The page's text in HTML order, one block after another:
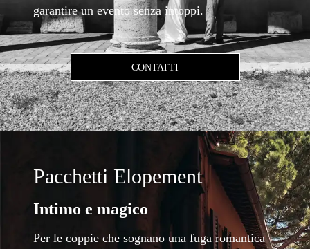
garantire un evento senza intoppi.
CONTATTI
Pacchetti Elopement
Intimo e magico
Per le coppie che sognano una fuga romantica